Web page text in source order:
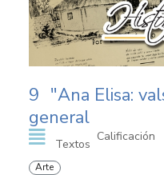
9 "Ana Elisa:
general
Textos
Calificación
Arte